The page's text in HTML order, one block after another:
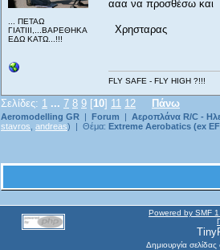
... ΠΕΤΑΩ
ΓΙΑΤΙΙΙ,...ΒΑΡΕΘΗΚΑ
ΕΔΩ ΚΑΤΩ...!!!
ααα να προσθέσω και
Χρησταρας
FLY SAFE - FLY HIGH ?!!!
Σελίδες: 1 ... 7 8 9 [10] 11 12 Πάνω
Aeromodelling GR | Forum | Αεροπλάνα R/C -
stavros andreas) | Θέμα: Extreme Aerobatics (ex
Powered by SMF
Δημιουργία